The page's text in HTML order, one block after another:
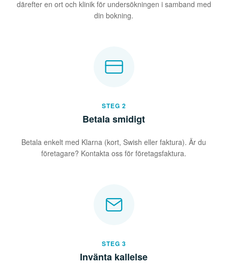
därefter en ort och klinik för undersökningen i samband med
din bokning.
STEG 2
Betala smidigt
Betala enkelt med Klarna (kort, Swish eller faktura). Är du
företagare? Kontakta oss för företagsfaktura.
STEG 3
Invänta kallelse